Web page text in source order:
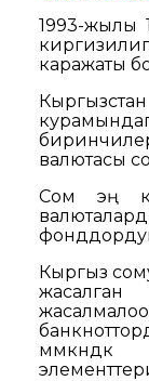
1993-жылы
каражаты
валютасы
Сом эң
фонддордун
Кыргыз